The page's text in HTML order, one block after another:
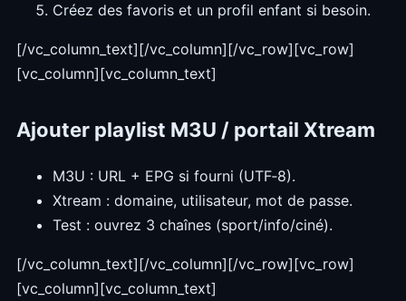
Créez des favoris et un profil enfant si besoin.
[/vc_column_text][/vc_column][/vc_row][vc_row]
[vc_column][vc_column_text]
Ajouter playlist M3U / portail Xtream
M3U : URL + EPG si fourni (UTF‑8).
Xtream : domaine, utilisateur, mot de passe.
Test : ouvrez 3 chaînes (sport/info/ciné).
[/vc_column_text][/vc_column][/vc_row][vc_row]
[vc_column][vc_column_text]